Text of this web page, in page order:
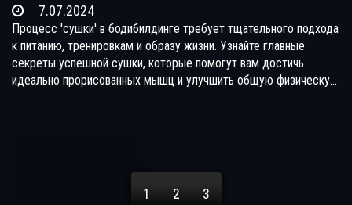
7.07.2024
Процесс 'сушки' в бодибилдинге требует тщательного подхода
к питанию, тренировкам и образу жизни. Узнайте главные
секреты успешной сушки, которые помогут вам достичь
идеально прорисованных мышц и улучшить общую физическую
1 2 3